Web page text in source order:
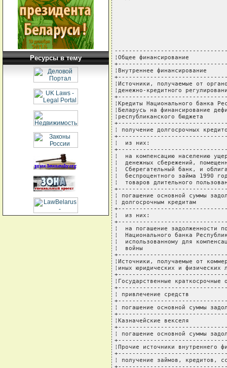
Ресурсы в тему
¦Общее финансирование
¦Внутреннее
¦Источники, получаемые
¦денежно-кредитного
¦Кредиты Национального
¦Беларусь на
¦республиканского
¦ получение долгосрочных
¦  из них:
¦  на компенсацию населению
¦  денежных сбережений,
¦  Сберегательный банк, и
¦  беспроцентного займа
¦  товаров длительного
¦ погашение основной
¦ долгосрочным кредитам
¦  из них:
¦  на погашение
¦  Национального банка
¦  использованному для
¦  войны
¦Источники, получаемые от
¦иных юридических и
¦Государственные
¦ привлечение средств
¦ погашение основной суммы
¦Казначейские векселя
¦ погашение основной суммы
¦Прочие источники
¦ получение займов,